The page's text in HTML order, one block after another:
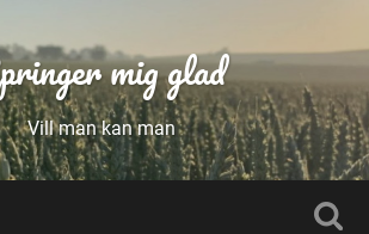
mig glad
Vill man kan man